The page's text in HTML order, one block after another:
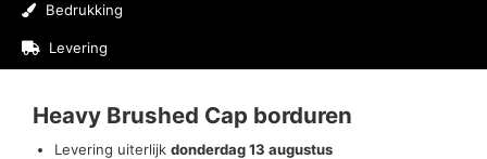
Bedrukking
Levering
Heavy Brushed Cap borduren
Levering uiterlijk donderdag 13 augustus